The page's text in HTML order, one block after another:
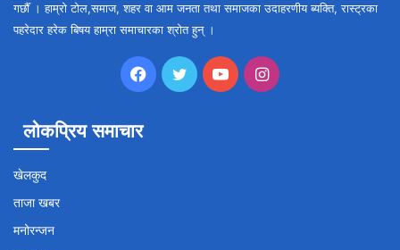
गर्छौँ । हाम्रो टोल,समाज, शहर वा आम जनता तथा समाजका उदाहरणीय ब्यक्ति, रास्ट्रका
पहरेदार हरेक बिषय हाम्रा समाचारका श्रोत हुन् ।
Facebook
TwitterYouTubeInstagram
लोकप्रिय समाचार
खेलकुद
ताजा खबर
मनोरन्जन